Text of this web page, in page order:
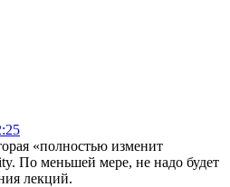
«полностью изменит
По меньшей мере, не надо будет
лекций.